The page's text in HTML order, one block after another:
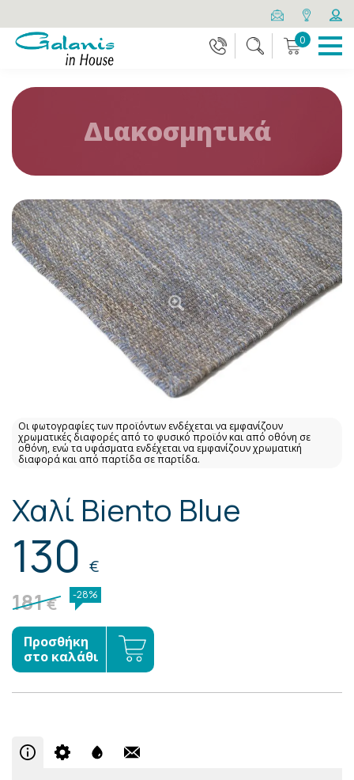
0
Διακοσμητικά
Οι φωτογραφίες των προϊόντων ενδέχεται να εμφανίζουν
χρωματικές διαφορές από το φυσικό προϊόν και από οθόνη σε
οθόνη, ενώ τα υφάσματα ενδέχεται να εμφανίζουν χρωματική
διαφορά και από παρτίδα σε παρτίδα.
Χαλί Biento Blue
130 €
181€ -28%
Προσθήκη
στο καλάθι